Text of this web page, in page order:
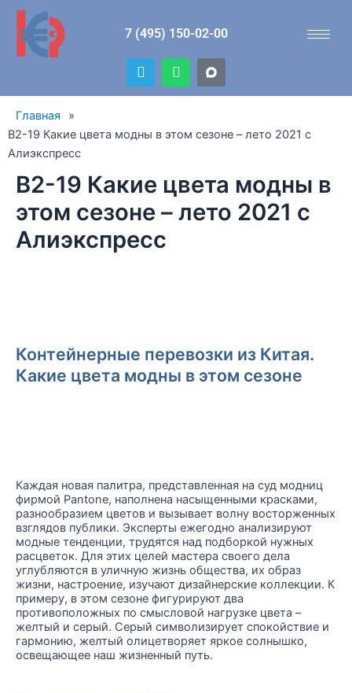
Перейти
содержимому
7 (495) 150-02-00
T
e
l
r
W
h
a
a
Главная
»
B2-19 Какие цвета модны в этом сезоне – лето 2021 с
Алиэкспресс
B2-19 Какие цвета модны в
этом сезоне – лето 2021 с
Алиэкспресс
Контейнерные перевозки из Китая.
Какие цвета модны в этом сезоне
Каждая новая палитра, представленная на суд модниц
фирмой Pantone, наполнена насыщенными красками,
разнообразием цветов и вызывает волну восторженных
взглядов публики. Эксперты ежегодно анализируют
модные тенденции, трудятся над подборкой нужных
расцветок. Для этих целей мастера своего дела
углубляются в уличную жизнь общества, их образ
жизни, настроение, изучают дизайнерские коллекции. К
примеру, в этом сезоне фигурируют два
противоположных по смысловой нагрузке цвета –
желтый и серый. Серый символизирует спокойствие и
гармонию, желтый олицетворяет яркое солнышко,
освещающее наш жизненный путь.